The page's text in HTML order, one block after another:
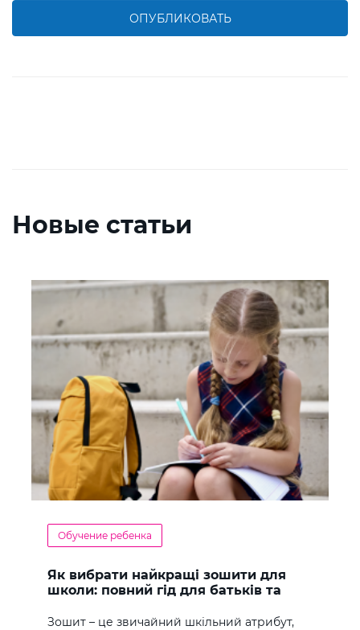
ОПУБЛИКОВАТЬ
Новые статьи
Обучение ребенка
Як вибрати найкращі зошити для
школи: повний гід для батьків та
Зошит – це звичайний шкільний атрибут,